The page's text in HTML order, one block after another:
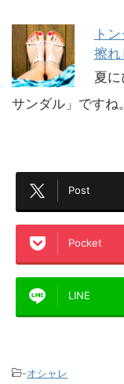
ト
擦れ
夏
サンダル」です
Post
Pocket
LINE
-オシャレ